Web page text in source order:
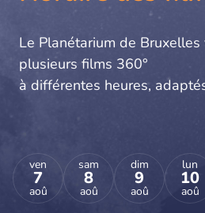
Le Planétarium de
plusieurs films 360°
à différentes heures,
ven
7
aoû
sam
8
aoû
dim
9
aoû
lun
10
aoû